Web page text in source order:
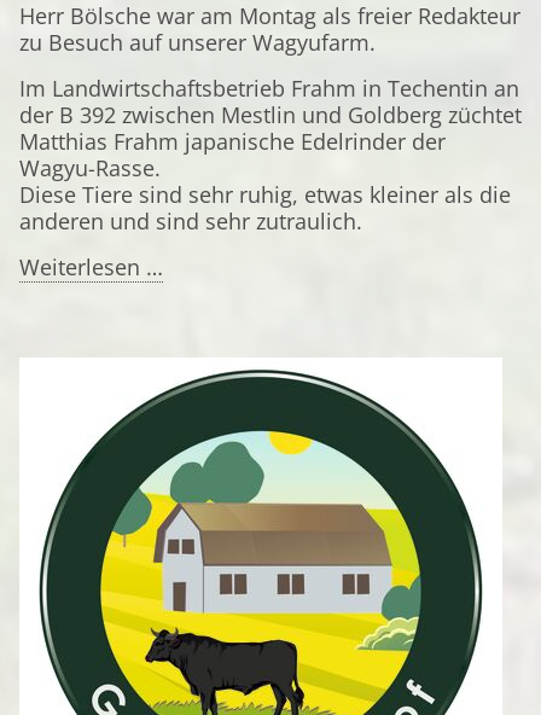
Herr Bölsche war am Montag als freier Redakteur
zu Besuch auf unserer Wagyufarm.
Im Landwirtschaftsbetrieb Frahm in Techentin an
der B 392 zwischen Mestlin und Goldberg züchtet
Matthias Frahm japanische Edelrinder der
Wagyu-Rasse.
Diese Tiere sind sehr ruhig, etwas kleiner als die
anderen und sind sehr zutraulich.
Weiterlesen …
Bölsche